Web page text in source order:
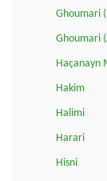
Ghoumari
Ghoumari
Haçanayn
Hakim
Halimi
Harari
Hisni